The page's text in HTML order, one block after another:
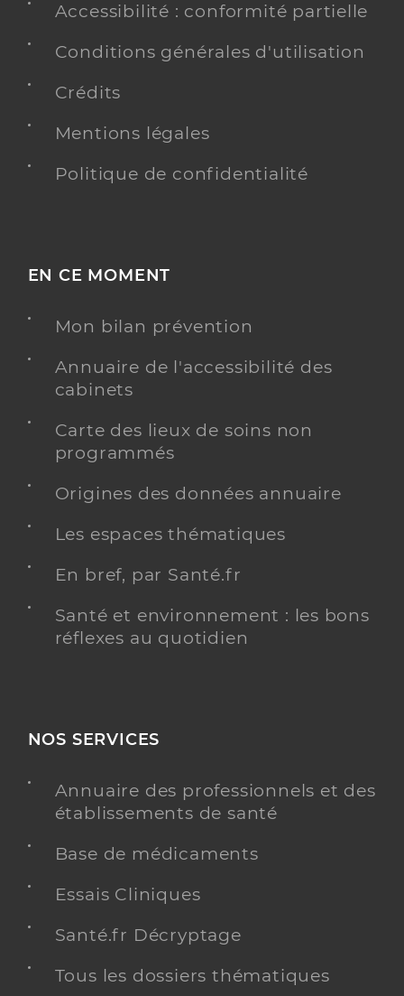
Accessibilité : conformité partielle
Conditions générales d'utilisation
Crédits
Mentions légales
Politique de confidentialité
EN CE MOMENT
Mon bilan prévention
Annuaire de l'accessibilité des
cabinets
Carte des lieux de soins non
programmés
Origines des données annuaire
Les espaces thématiques
En bref, par Santé.fr
Santé et environnement : les bons
réflexes au quotidien
NOS SERVICES
Annuaire des professionnels et des
établissements de santé
Base de médicaments
Essais Cliniques
Santé.fr Décryptage
Tous les dossiers thématiques